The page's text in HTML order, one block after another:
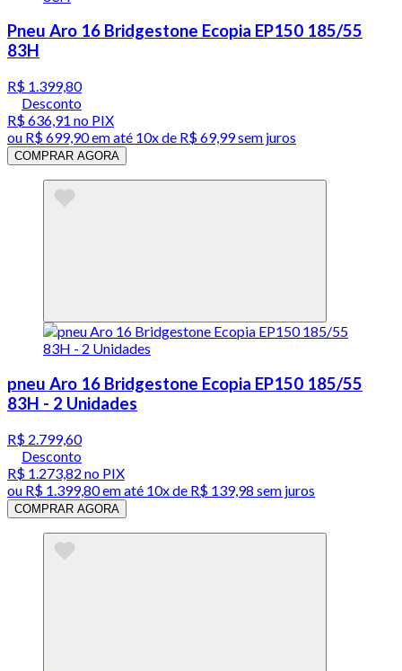
Pneu Aro 16 Bridgestone Ecopia EP150 185/55
83H
R$ 1.399,80
Desconto
R$ 636,91 no PIX
ou R$ 699,90em até 10x de R$ 69,99 sem juros
COMPRAR AGORA
pneu Aro 16 Bridgestone Ecopia EP150 185/55
83H - 2 Unidades
R$ 2.799,60
Desconto
R$ 1.273,82 no PIX
ou R$ 1.399,80em até 10x de R$ 139,98 sem juros
COMPRAR AGORA